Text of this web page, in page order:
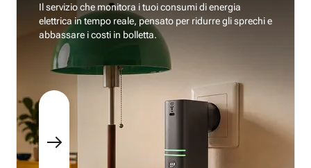
Il servizio che monitora i tuoi consumi di energia
elettrica in tempo reale, pensato per ridurre gli sprechi e
abbassare i costi in bolletta.